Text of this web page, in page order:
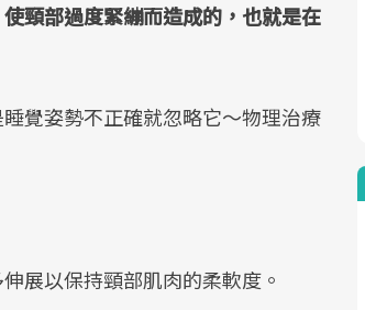
頸部過度緊繃而造成的，也​就​是在
覺姿勢不正確就​忽略​它～​ 物理治療
展​以​保持頸部肌肉的柔軟度​。​
院所的服務，更是民眾了解自身健康
前往專題
前往專題
前往專題